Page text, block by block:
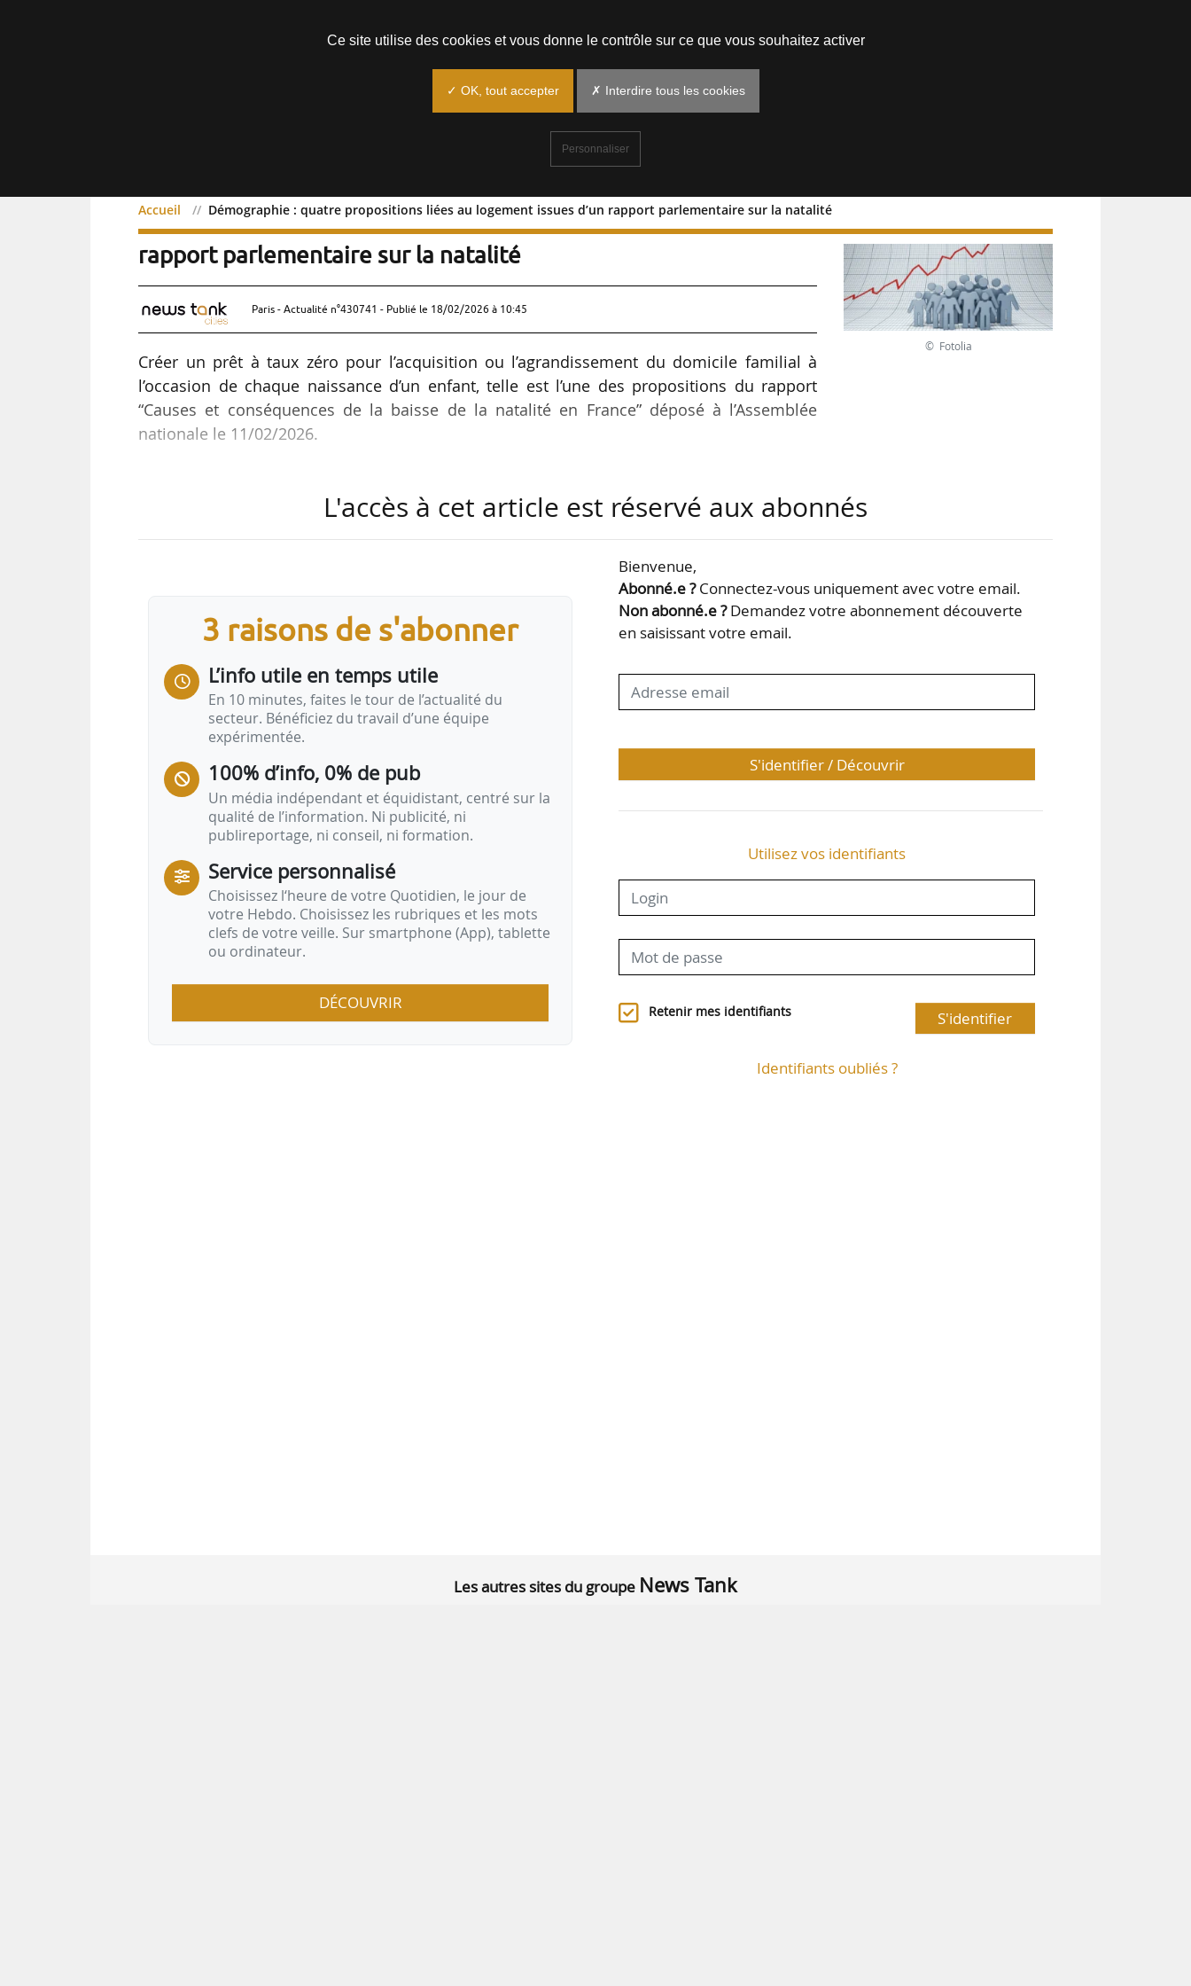
Accueil Démographie : quatre propositions liées au logement issues d’un rapport parlementaire sur la natalité
Démographie : quatre propositions liées au logement issues d’un
rapport parlementaire sur la natalité
Paris - Actualité n°430741 - Publié le 18/02/2026 à 10:45
Créer un prêt à taux zéro pour l’acquisition ou l’agrandissement du domicile familial à
l’occasion de chaque naissance d’un enfant, telle est l’une des propositions du rapport
“Causes et conséquences de la baisse de la natalité en France” déposé à l’Assemblée
nationale le 11/02/2026.
Constance de Pélichy, avec Jérémie Patrier-Leitus (Horizons) comme rapporteur. Le rapport
Parmi ces propositions, les parlementaires préconisent notamment de :
• assurer la portabilité des crédits immobiliers (taux, durée…) pour les couples
© Fotolia
L'accès à cet article est réservé aux abonnés
3 raisons de s'abonner
L’info utile en temps utile
En 10 minutes, faites le tour de l’actualité du
secteur. Bénéficiez du travail d’une équipe
expérimentée.
100% d’info, 0% de pub
Un média indépendant et équidistant, centré sur la
qualité de l’information. Ni publicité, ni
publireportage, ni conseil, ni formation.
Service personnalisé
Choisissez l‘heure de votre Quotidien, le jour de
votre Hebdo. Choisissez les rubriques et les mots
clefs de votre veille. Sur smartphone (App), tablette
ou ordinateur.
DÉCOUVRIR
Bienvenue,
Abonné.e ?Connectez-vous uniquement avec votre email.
Non abonné.e ?Demandez votre abonnement découverte
en saisissant votre email.
S'identifier / Découvrir
Utilisez vos identifiants
Retenir mes identifiants S'identifier
Identifiants oubliés ?
Les autres sites du groupe News Tank
Ce site utilise des cookies et vous donne le contrôle sur ce que vous souhaitez activer
✓ OK, tout accepter ✗ Interdire tous les cookies
Personnaliser